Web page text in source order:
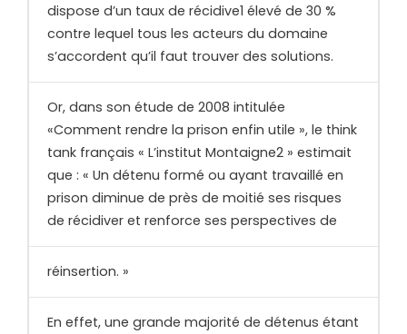
dispose d’un taux de récidive1 élevé de 30 %
contre lequel tous les acteurs du domaine
s’accordent qu’il faut trouver des solutions.
Or, dans son étude de 2008 intitulée
«Comment rendre la prison enfin utile », le think
tank français « L’institut Montaigne2 » estimait
que : « Un détenu formé ou ayant travaillé en
prison diminue de près de moitié ses risques
de récidiver et renforce ses perspectives de
réinsertion. »
En effet, une grande majorité de détenus étant